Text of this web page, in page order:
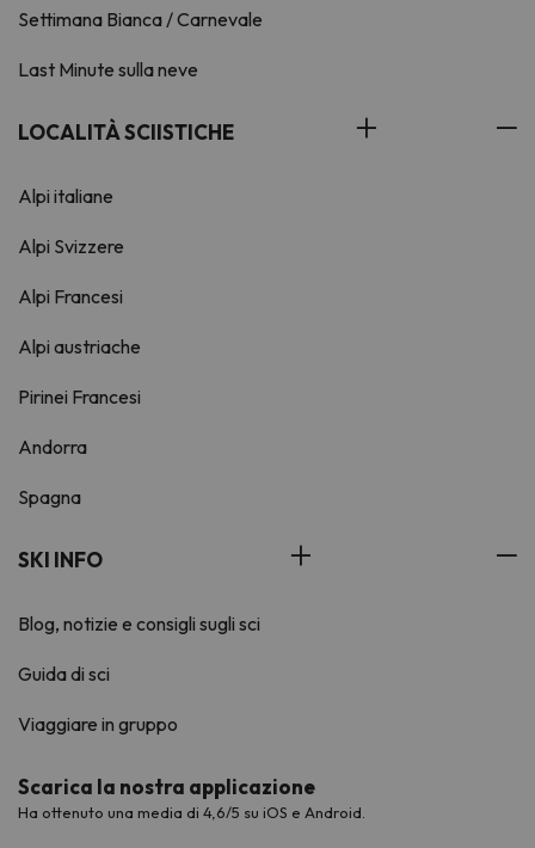
Settimana Bianca / Carnevale
Last Minute sulla neve
LOCALITÀ SCIISTICHE
Alpi italiane
Alpi Svizzere
Alpi Francesi
Alpi austriache
Pirinei Francesi
Andorra
Spagna
SKI INFO
Blog, notizie e consigli sugli sci
Guida di sci
Viaggiare in gruppo
Scarica la nostra applicazione
Ha ottenuto una media di 4,6/5 su iOS e Android.